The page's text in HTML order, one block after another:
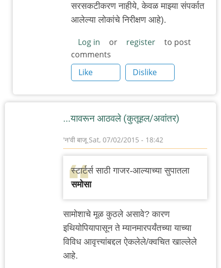
सरसकटीकरण नाहीये, केवळ माझ्या संपर्कात
आलेल्या लोकांचे निरीक्षण आहे).
Log in or register
to post
comments
Like
Dislike
...यावरून आठवले (कुतूहल/अवांतर)
'न'वी बाजूSat, 07/02/2015 - 18:42
स्टार्टर्स साठी गाजर-आल्याच्या सुपातला
समोसा
सामोशाचे मूळ कुठले असावे? कारण
इथियोपियापासून ते म्यानमारपर्यंतच्या याच्या
विविध आवृत्त्यांबद्दल ऐकलेले/क्वचित खाल्लेले
आहे.